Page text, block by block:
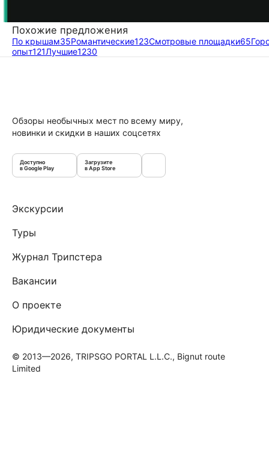
Похожие предложения
По крышам35Романтические123Смотровые площадки65
опыт121Лучшие1230
Обзоры необычных мест по всему миру,
новинки и скидки в наших соцсетях
Доступно
в Google Play
Загрузите
в App Store
Экскурсии
Туры
Журнал Трипстера
Вакансии
О проекте
Юридические документы
© 2013—2026, TRIPSGO PORTAL L.L.C., Bignut route
Limited